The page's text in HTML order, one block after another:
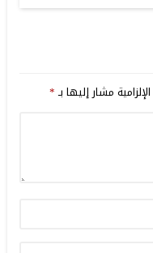
مشار إليها بـ*